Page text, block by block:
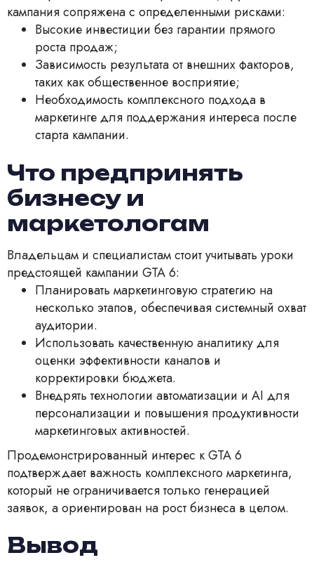
кампания сопряжена с определенными рисками:
Высокие инвестиции без гарантии прямого
роста продаж;
Зависимость результата от внешних факторов,
таких как общественное восприятие;
Необходимость комплексного подхода в
маркетинге для поддержания интереса после
старта кампании.
Что предпринять
бизнесу и
маркетологам
Владельцам и специалистам стоит учитывать уроки
предстоящей кампании GTA 6:
Планировать маркетинговую стратегию на
несколько этапов, обеспечивая системный охват
аудитории.
Использовать качественную аналитику для
оценки эффективности каналов и
корректировки бюджета.
Внедрять технологии автоматизации и AI для
персонализации и повышения продуктивности
маркетинговых активностей.
Продемонстрированный интерес к GTA 6
подтверждает важность комплексного маркетинга,
который не ограничивается только генерацией
заявок, а ориентирован на рост бизнеса в целом.
Вывод